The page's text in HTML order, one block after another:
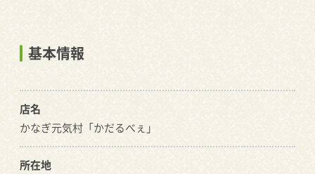
基本情報
店名
かなぎ元気村「かだるべぇ」
所在地